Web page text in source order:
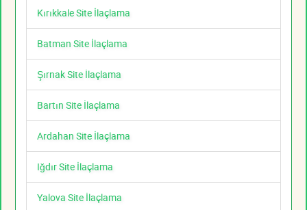
Kırıkkale Site İlaçlama
Batman Site İlaçlama
Şırnak Site İlaçlama
Bartın Site İlaçlama
Ardahan Site İlaçlama
Iğdır Site İlaçlama
Yalova Site İlaçlama